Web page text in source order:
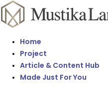
Home
Project
Article & Content Hub
Made Just For You